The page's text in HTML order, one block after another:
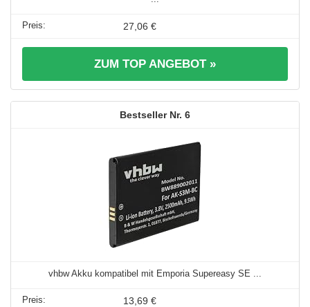
27,06 €
ZUM TOP ANGEBOT »
6
vhbw Akku kompatibel mit Emporia Supereasy SE ...
13,69 €